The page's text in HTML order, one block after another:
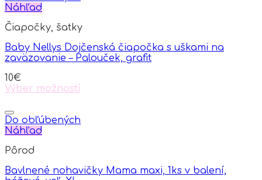
Náhľad
Čiapočky, šatky
Baby Nellys Dojčenská čiapočka s uškami na
zaväzovanie – Palouček, grafit
10€
Výber možností
product
has
multiple
The
may
Do obľúbených
Náhľad
Pôrod
Bavlnené nohavičky Mama maxi, 1ks v balení,